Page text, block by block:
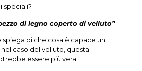
speciali?
di legno coperto di velluto”
spiega di che cosa è capace un
caso del velluto, questa
essere più vera.